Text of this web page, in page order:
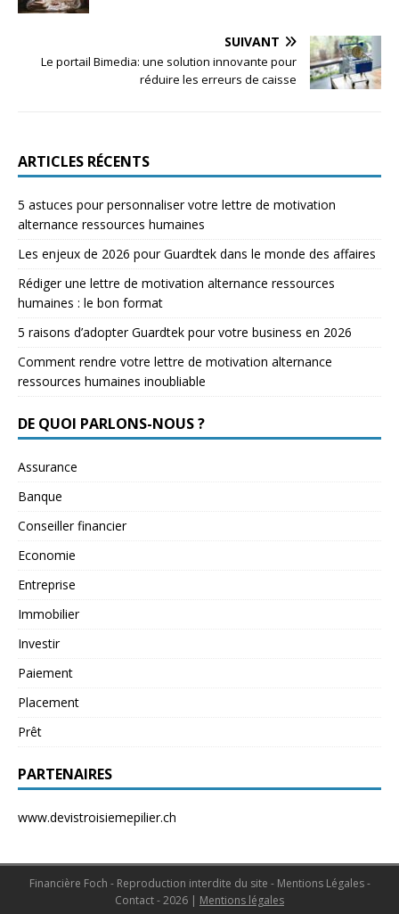
SUIVANT
Le portail Bimedia: une solution innovante pour
réduire les erreurs de caisse
ARTICLES RÉCENTS
5 astuces pour personnaliser votre lettre de motivation
alternance ressources humaines
Les enjeux de 2026 pour Guardtek dans le monde des affaires
Rédiger une lettre de motivation alternance ressources
humaines : le bon format
5 raisons d’adopter Guardtek pour votre business en 2026
Comment rendre votre lettre de motivation alternance
ressources humaines inoubliable
DE QUOI PARLONS-NOUS ?
Assurance
Banque
Conseiller financier
Economie
Entreprise
Immobilier
Investir
Paiement
Placement
Prêt
PARTENAIRES
www.devistroisiemepilier.ch
Financière Foch - Reproduction interdite du site - Mentions Légales -
Contact - 2026 | Mentions légales